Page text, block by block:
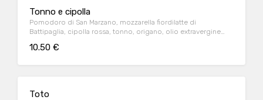
Tonno e cipolla
Pomodoro di San Marzano, mozzarella fiordilatte di
Battipaglia, cipolla rossa, tonno, origano, olio extravergine
10.50 €
Toto